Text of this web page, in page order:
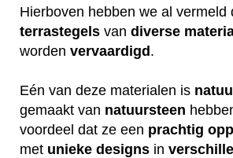
Hierboven hebben we al vermeld
terrastegels van diverse
worden vervaardigd.
Eén van deze materialen is
gemaakt van natuursteen
voordeel dat ze een prachtig
met unieke designs in